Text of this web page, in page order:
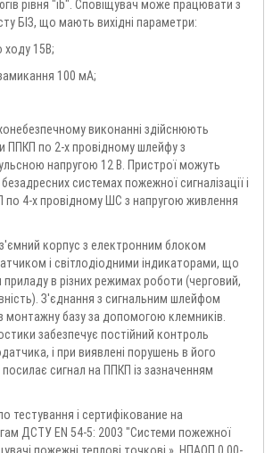
рівня "ib". Сповіщувач може працювати з
БІЗ, що мають вихідні параметри:
ходу 15В;
100 мА;
виконанні здійснюють
ППКП по 2-х провідному шлейфу з
напругою 12 В. Пристрої можуть
системах пожежної сигналізації і
по 4-х провідному ШС з напругою живлення
корпус з електронним блоком
і світлодіодними індикаторами, що
в різних режимах роботи (черговий,
З'єднання з сигнальним шлейфом
монтажну базу за допомогою клемників.
забезпечує постійний контроль
і при виявлені порушень в його
сигнал на ППКП із зазначенням
тестування і сертифікование на
ДСТУ EN 54-5: 2003 "Системи пожежної